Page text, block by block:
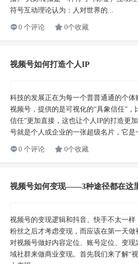
信生态社交关系链传播的，既是大众传播
0 个评论
0个收藏
视频号如何打造个人IP
科技的发展正在为每一个普普通通的个体